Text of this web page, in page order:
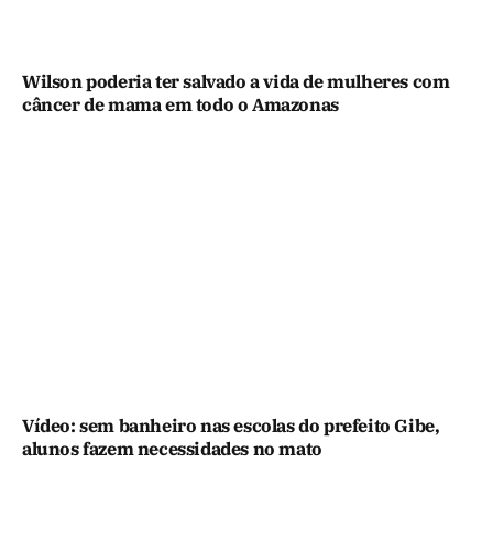
Wilson poderia ter salvado a vida de mulheres com
câncer de mama em todo o Amazonas
Vídeo: sem banheiro nas escolas do prefeito Gibe,
alunos fazem necessidades no mato